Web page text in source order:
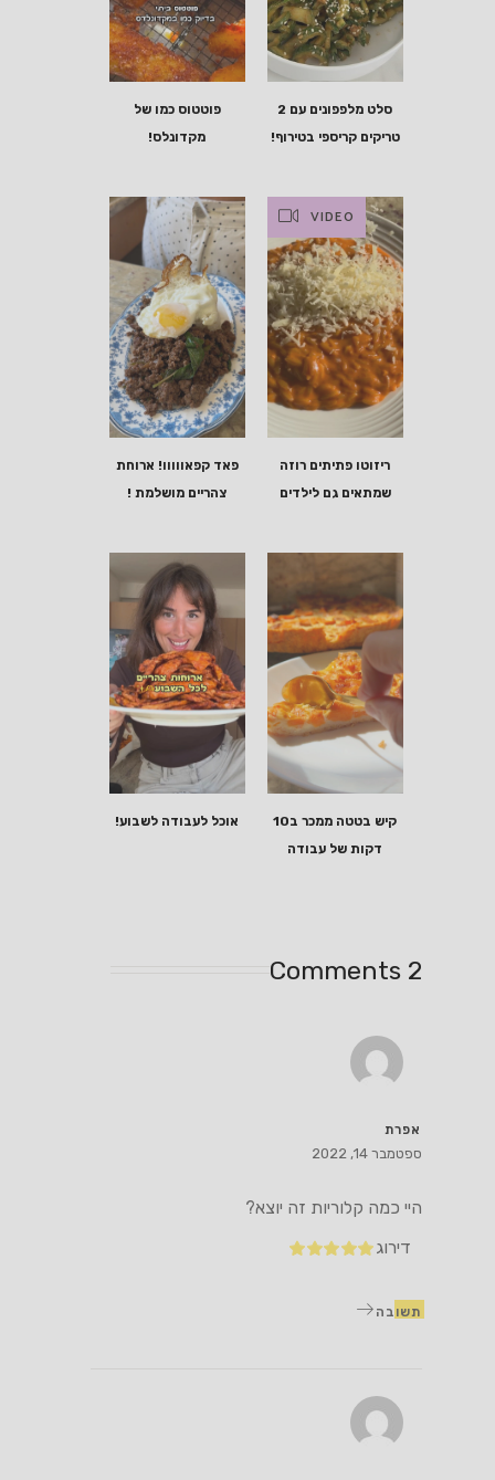
פוטטוס כמו של
מקדונלס!
סלט מלפפונים עם 2
טריקים קריספי בטירוף!
פאד קפאווווו! ארוחת
צהריים מושלמת !
VIDEO
ריזוטו פתיתים רוזה
שמתאים גם לילדים
אוכל לעבודה לשבוע!
קיש בטטה ממכר ב10
דקות של עבודה
2 Comments
אפרת
ספטמבר 14, 2022
היי כמה קלוריות זה יוצא?
דירוג
תשובה